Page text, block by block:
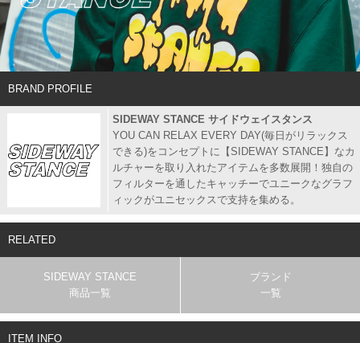
BRAND PROFILE
SIDEWAY STANCE サイドウェイスタンス
YOU CAN RELAX EVERY DAY(毎日がリラックス
できる)をコンセプトに【SIDEWAY STANCE】なカ
ルチャーを取り入れたアイテムを多数展開！独自の
フィルターを通したキャッチーでユニークなグラフ
ィックがユニセックスで支持を集める。
RELATED
SIDEWAY STANCE
商品一覧
ブランド
一覧
ITEM INFO